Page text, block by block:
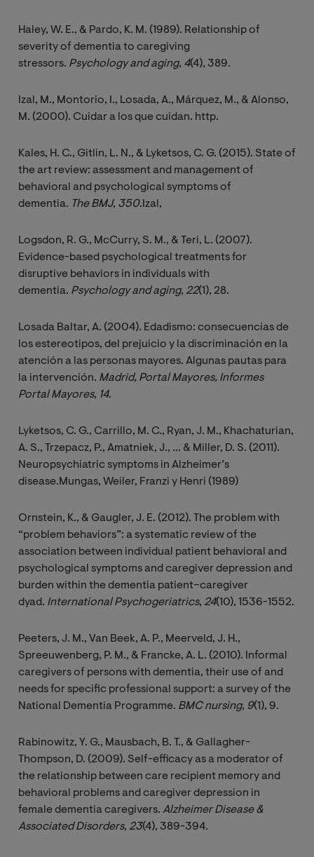
Haley, W. E., & Pardo, K. M. (1989). Relationship of
severity of dementia to caregiving
stressors. Psychology and aging, 4(4), 389.
Izal, M., Montorio, I., Losada, A., Márquez, M., & Alonso,
M. (2000). Cuidar a los que cuidan. http.
Kales, H. C., Gitlin, L. N., & Lyketsos, C. G. (2015). State of
the art review: assessment and management of
behavioral and psychological symptoms of
dementia. The BMJ, 350.Izal,
Logsdon, R. G., McCurry, S. M., & Teri, L. (2007).
Evidence-based psychological treatments for
disruptive behaviors in individuals with
dementia. Psychology and aging, 22(1), 28.
Losada Baltar, A. (2004). Edadismo: consecuencias de
los estereotipos, del prejuicio y la discriminación en la
atención a las personas mayores. Algunas pautas para
la intervención. Madrid, Portal Mayores, Informes
Portal Mayores, 14.
Lyketsos, C. G., Carrillo, M. C., Ryan, J. M., Khachaturian,
A. S., Trzepacz, P., Amatniek, J., ... & Miller, D. S. (2011).
Neuropsychiatric symptoms in Alzheimer’s
disease.Mungas, Weiler, Franzi y Henri (1989)
Ornstein, K., & Gaugler, J. E. (2012). The problem with
“problem behaviors”: a systematic review of the
association between individual patient behavioral and
psychological symptoms and caregiver depression and
burden within the dementia patient–caregiver
dyad. International Psychogeriatrics, 24(10), 1536-1552.
Peeters, J. M., Van Beek, A. P., Meerveld, J. H.,
Spreeuwenberg, P. M., & Francke, A. L. (2010). Informal
caregivers of persons with dementia, their use of and
needs for specific professional support: a survey of the
National Dementia Programme. BMC nursing, 9(1), 9.
Rabinowitz, Y. G., Mausbach, B. T., & Gallagher-
Thompson, D. (2009). Self-efficacy as a moderator of
the relationship between care recipient memory and
behavioral problems and caregiver depression in
female dementia caregivers. Alzheimer Disease &
Associated Disorders, 23(4), 389-394.